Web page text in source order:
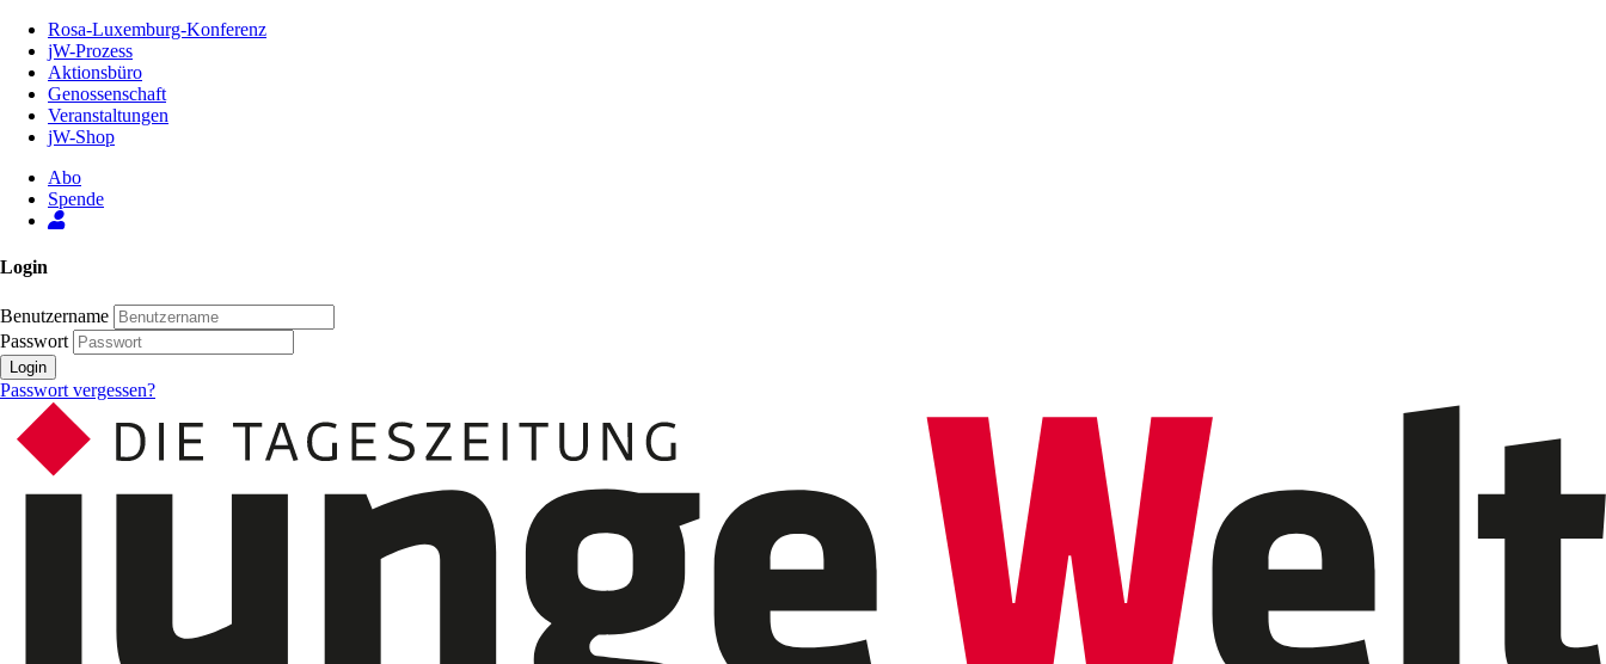
Inhalt
Seite
Rosa-Luxemburg-Konferenz
jW-Prozess
Aktionsbüro
Genossenschaft
Veranstaltungen
jW-Shop
Abo
Spende
Login
Benutzername
Passwort
Login
Passwort vergessen?